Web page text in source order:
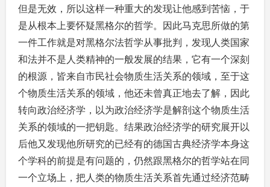
但是无效，所以这样一种重大的发现让他感到苦恼，于
是从根本上要怀疑黑格尔的哲学。因此马克思所做的第
一件工作就是对黑格尔法哲学从事批判，发现人类国家
和法并不是人类精神的一般发展的结果，它有一个深刻
的根源，皆来自市民社会物质生活关系的领域，至于这
个物质生活关系的领域，他还未曾真正地去了解，因此
转向政治经济学，以为政治经济学是解剖这个物质生活
关系的领域的一把钥匙。结果政治经济学的研究展开以
后他又发现他所研究的已经有的德国古典经济学本身这
个学科的前提是有问题的，仍然跟黑格尔的哲学站在同
一个立场上，把人类的物质生活关系首先通过经济范畴